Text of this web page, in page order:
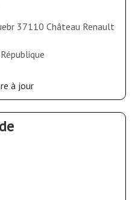
37110 Château Renault
à jour